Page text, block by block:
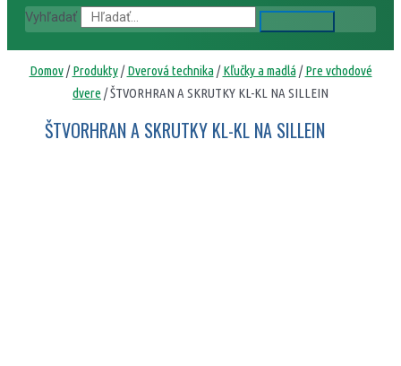
Vyhľadať
Domov/Produkty/Dverová technika /Kľučky a madlá /Pre vchodové
dvere / ŠTVORHRAN A SKRUTKY KL-KL NA SILLEIN
ŠTVORHRAN A SKRUTKY KL-KL NA SILLEIN